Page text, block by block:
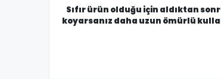
Sıfır ürün olduğu için aldıktan
koyarsanız daha uzun ömürlü